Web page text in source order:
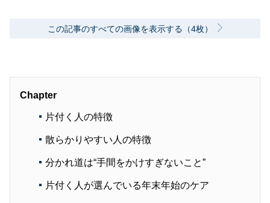
この記事のすべての画像を表示する（4枚）
Chapter
片付く人の特徴
散らかりやすい人の特徴
分かれ道は“手間をかけすぎないこと”
片付く人が選んでいる年末年始のケア